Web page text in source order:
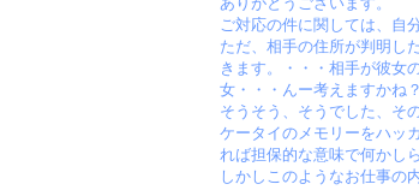
ご対応の件に関しては、自
ただ、相手の住所が判明し
きます。・・・相手が彼女
女・・・んー考えますかね？
そうそう、そうでした、そ
ケータイのメモリーをハッ
れば担保的な意味で何かし
しかしこのようなお仕事の